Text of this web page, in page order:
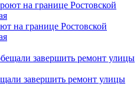
на границе Ростовской
завершить ремонт улицы